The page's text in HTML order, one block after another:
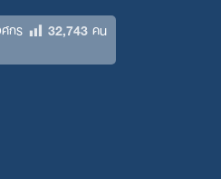
กร 32,743คน